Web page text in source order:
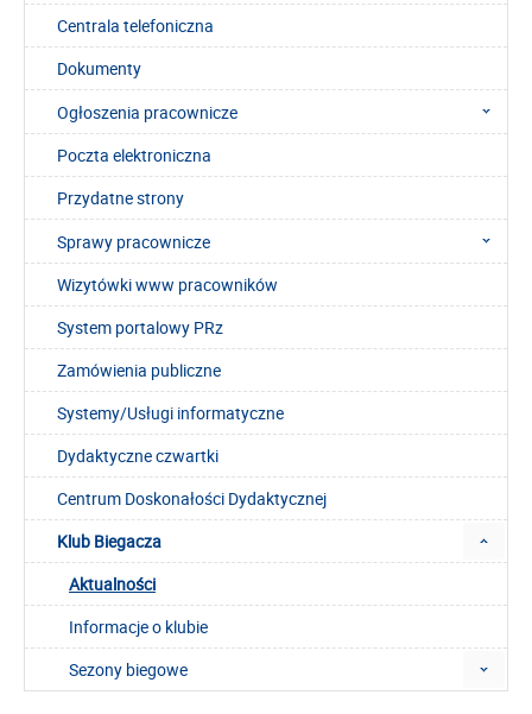
Centrala telefoniczna
Dokumenty
Ogłoszenia pracownicze
Poczta elektroniczna
Przydatne strony
Sprawy pracownicze
Wizytówki www pracowników
System portalowy PRz
Zamówienia publiczne
Systemy/Usługi informatyczne
Dydaktyczne czwartki
Centrum Doskonałości Dydaktycznej
Klub Biegacza
Aktualności
Informacje o klubie
Sezony biegowe